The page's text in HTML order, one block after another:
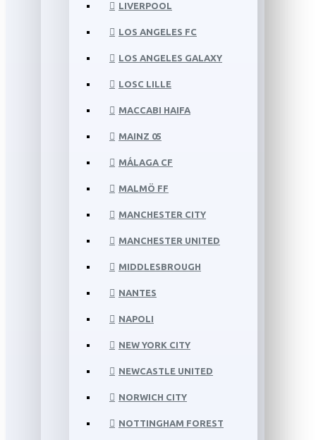
LIVERPOOL
LOS ANGELES FC
LOS ANGELES GALAXY
LOSC LILLE
MACCABI HAIFA
MAINZ 05
MÁLAGA CF
MALMÖ FF
MANCHESTER CITY
MANCHESTER UNITED
MIDDLESBROUGH
NANTES
NAPOLI
NEW YORK CITY
NEWCASTLE UNITED
NORWICH CITY
NOTTINGHAM FOREST